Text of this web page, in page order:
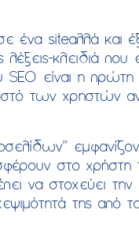
σε ένα siteαλλά
κλειδιά
SEO είναι η
των χρηστών
στο χρήστη
να στοχεύει
της από